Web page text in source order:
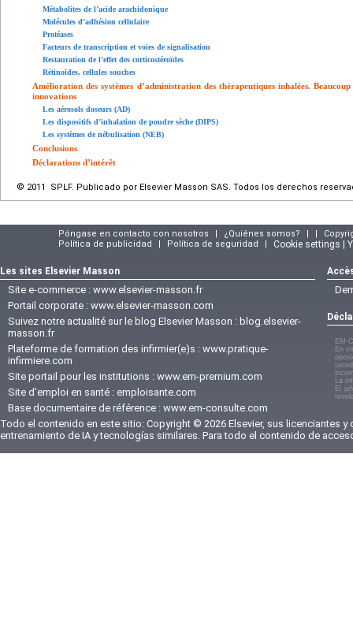
Métabolites de l’acide arachidonique
Molécules d’adhésion cellulaire
Protéases
Facteurs de transcription et voies de signalisation
Restauration de l’effet des corticostéroïdes
Rétinoïdes, cellules souches
Amélioration des systèmes d’administration des thérapeutiques inhalées.
innovations
Les aérosols doseurs (AD)
Les dispositifs d’inhalation de poudre sèche (DIPS)
Les systèmes de nébulisation (NEB)
Conclusions
Déclarations d’intérêt
© 2011 SPLF. Publicado por Elsevier Masson SAS. Todos los derechos
Póngase en contacto con nosotros | ¿Quiénes somos? | |
Política de publicidad
| Política de seguridad | Cookie settings |
Les sites Elsevier Masson
Site e-commerce : www.elsevier-masson.fr
Portail corporate : www.elsevier-masson.com
Suivez notre actualité sur le blog Elsevier Masson : blog.elsevier-
masson.fr
Plateforme de formation des infirmier(e)s : www.pratique-
infirmiere.com
Site portail pour les institutions : www.em-premium.com
Site d'emploi en santé : emploisante.com
Base documentaire de référence : www.em-consulte.com
EM-
En
La
El
Todo el contenido en este sitio: Copyright © 2026 Elsevier, sus licenciantes
entrenamiento de IA y tecnologías similares. Para todo el contenido de